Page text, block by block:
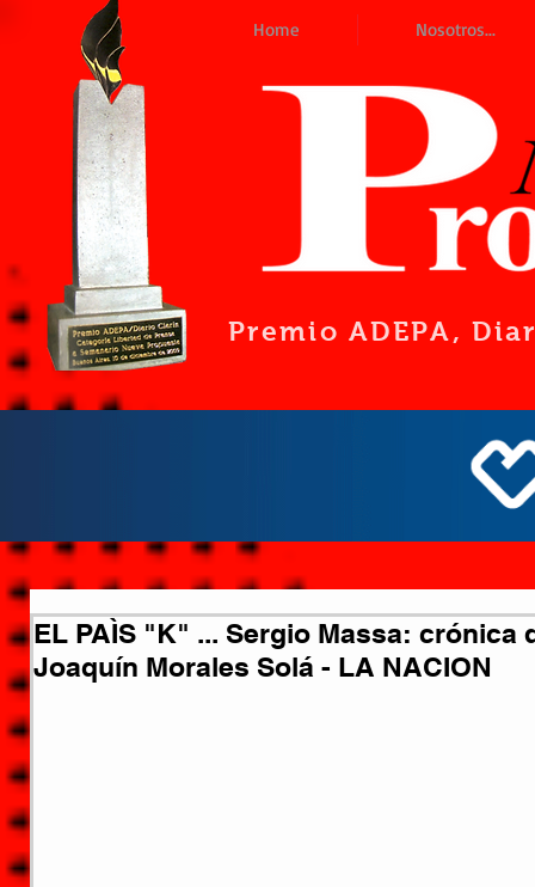
Home Nosotros...
Premio ADEPA,
EL PAÌS "K" ... Sergio Massa: crónica
Joaquín Morales Solá - LA NACION